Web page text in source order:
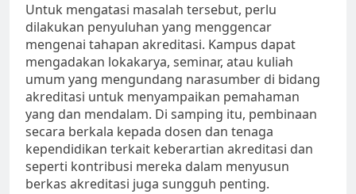
Untuk mengatasi masalah tersebut, perlu
dilakukan penyuluhan yang menggencar
mengenai tahapan akreditasi. Kampus dapat
mengadakan lokakarya, seminar, atau kuliah
umum yang mengundang narasumber di bidang
akreditasi untuk menyampaikan pemahaman
yang dan mendalam. Di samping itu, pembinaan
secara berkala kepada dosen dan tenaga
kependidikan terkait keberartian akreditasi dan
seperti kontribusi mereka dalam menyusun
berkas akreditasi juga sungguh penting.